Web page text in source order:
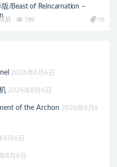
/Beast of Reincarnation –
前 789 70
2026年8月6日
2026年8月6日
of the Archon 2026年8月6
8月6日
8月6日